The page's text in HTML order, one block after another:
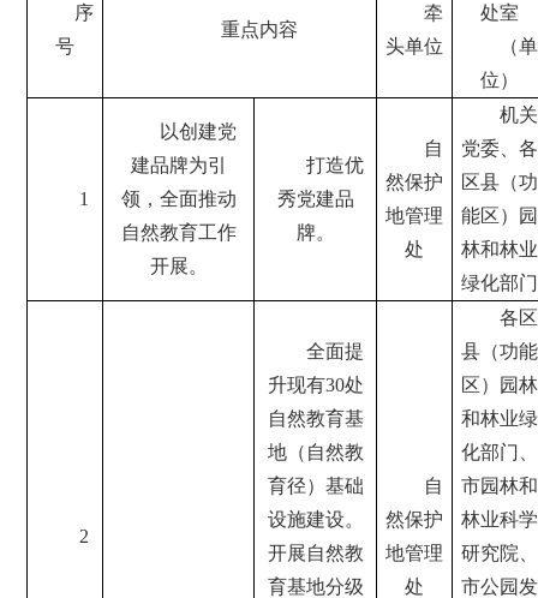
序
号
重点内容
牵
头单位
处室
（单
位）
1
以创建党
建品牌为引
领，全面推动
自然教育工作
开展。
打造优
秀党建品
牌。
自
然保护
地管理
处
机关
党委、各
区县（功
能区）园
林和林业
绿化部门
2
全面提
升现有30处
自然教育基
地（自然教
育径）基础
设施建设。
开展自然教
育基地分级
自
然保护
地管理
处
各区
县（功能
区）园林
和林业绿
化部门、
市园林和
林业科学
研究院、
市公园发